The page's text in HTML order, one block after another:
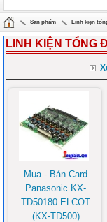
Sản phẩm Linh kiện
LINH KIỆN TỔNG
Mua - Bán Card
Panasonic KX-
TD50180 ELCOT
(KX-TD500)